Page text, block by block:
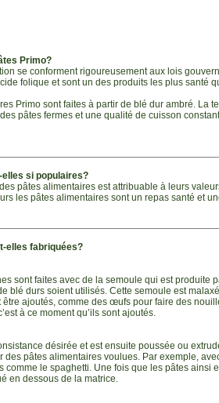
Primo?
se conforment rigoureusement aux lois
folique et sont un des produits les plus santé
Primo sont faites à partir de blé dur ambré. La
pâtes fermes et une qualité de cuisson
elles si populaires?
pâtes alimentaires est attribuable à leurs
les pâtes alimentaires sont un repas santé et
elles fabriquées?
sont faites avec de la semoule qui est produite
blé durs soient utilisés. Cette semoule est
être ajoutés, comme des œufs pour faire des
à ce moment qu’ils sont ajoutés.
désirée et est ensuite poussée ou
des pâtes alimentaires voulues. Par exemple,
comme le spaghetti. Une fois que les pâtes ainsi
en dessous de la matrice.